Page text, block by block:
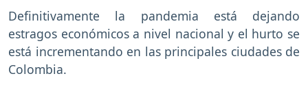
Definitivamente la pandemia está dejando
estragos económicos a nivel nacional y el hurto se
está incrementando en las principales ciudades de
Colombia.